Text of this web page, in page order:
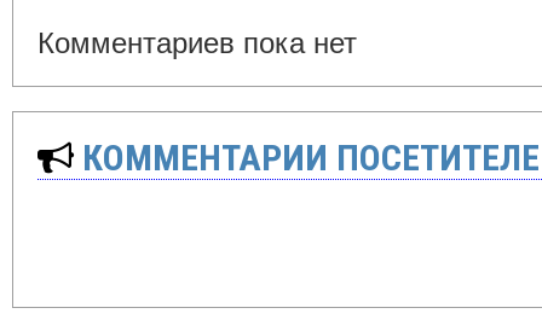
Комментариев пока нет
КОММЕНТАРИИ